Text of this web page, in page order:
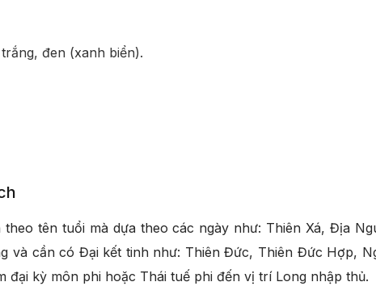
đen (xanh biển).
tên tuổi mà dựa theo các ngày như: Thiên Xá, Địa
và cần có Đại kết tinh như: Thiên Đức, Thiên Đức Hợp,
đại kỳ môn phi hoặc Thái tuế phi đến vị trí Long nhập thủ.